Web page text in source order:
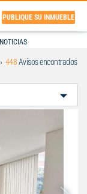
PUBLIQUE SU INMUEBLE
NOTICIAS
448Avisos encontrados